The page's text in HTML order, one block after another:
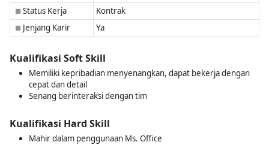
■ Status Kerja Kontrak
■ Jenjang Karir Ya
Kualifikasi Soft Skill
Memiliki kepribadian menyenangkan, dapat bekerja dengan
cepat dan detail
Senang berinteraksi dengan tim
Kualifikasi Hard Skill
Mahir dalam penggunaan Ms. Office